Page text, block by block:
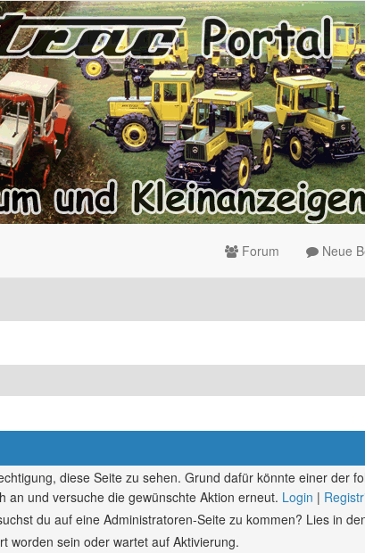
Forum Neue
diese Seite zu sehen. Grund dafür könnte einer der
an und versuche die gewünschte Aktion erneut. Login |
du auf eine Administratoren-Seite zu kommen? Lies in
worden sein oder wartet auf Aktivierung.